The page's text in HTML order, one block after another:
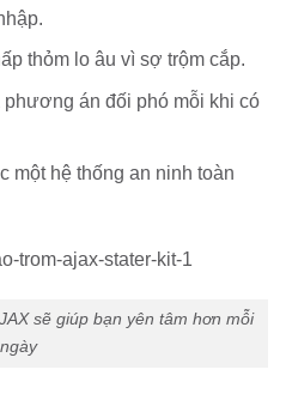
thỏm lo âu vì sợ trộm cắp.
án đối phó mỗi khi có
một hệ thống an ninh toàn
sẽ giúp bạn yên tâm hơn mỗi
ngày